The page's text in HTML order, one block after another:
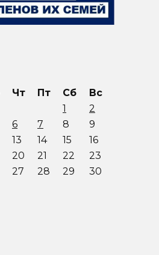
Чт Пт Сб
Вс
1
2
6 7 8
9
13 14 15
16
20 21 22
23
27 28 29
30